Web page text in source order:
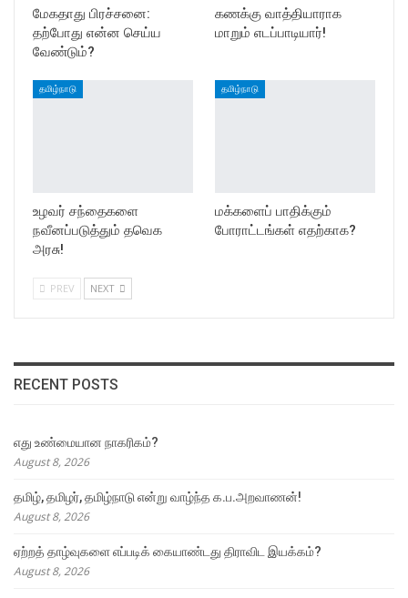
மேகதாது பிரச்சனை:
தற்போது என்ன செய்ய
வேண்டும்?
கணக்கு வாத்தியாராக
மாறும் எடப்பாடியார்!
தமிழ்நாடு
உழவர் சந்தைகளை
நவீனப்படுத்தும் தவெக
அரசு!
தமிழ்நாடு
மக்களைப் பாதிக்கும்
போராட்டங்கள் எதற்காக?
PREV NEXT
RECENT POSTS
எது உண்மையான நாகரிகம்?
August 8, 2026
தமிழ், தமிழர், தமிழ்நாடு என்று வாழ்ந்த க.ப.அறவாணன்!
August 8, 2026
ஏற்றத் தாழ்வுகளை எப்படிக் கையாண்டது திராவிட இயக்கம்?
August 8, 2026